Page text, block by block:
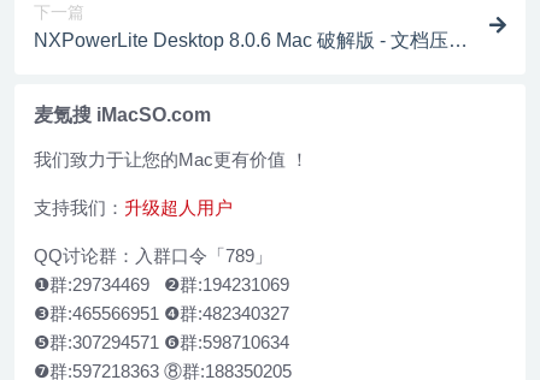
下一篇
NXPowerLite Desktop 8.0.6 Mac 破解版 - 文档压缩
麦氪搜 iMacSO.com
我们致力于让您的Mac更有价值 ！
支持我们： 升级超人用户
QQ讨论群：入群口令「789」
❶群:29734469 ❷群:194231069
❸群:465566951 ❹群:482340327
❺群:307294571 ❻群:598710634
❼群:597218363 ⑧群:188350205